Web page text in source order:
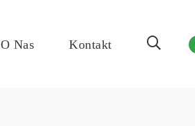
O Nas Kontakt